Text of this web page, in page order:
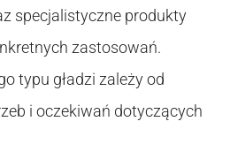
specjalistyczne produkty
zastosowań.
typu gładzi zależy od
i oczekiwań dotyczących